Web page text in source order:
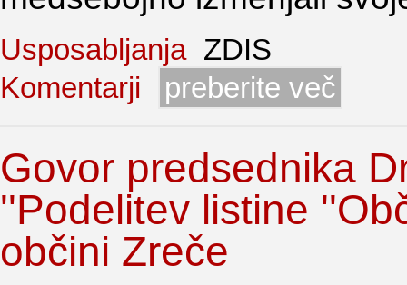
Usposabljanja ZDIS
Komentarji
preberite več
Govor predsednika
''Podelitev listine
občini Zreče